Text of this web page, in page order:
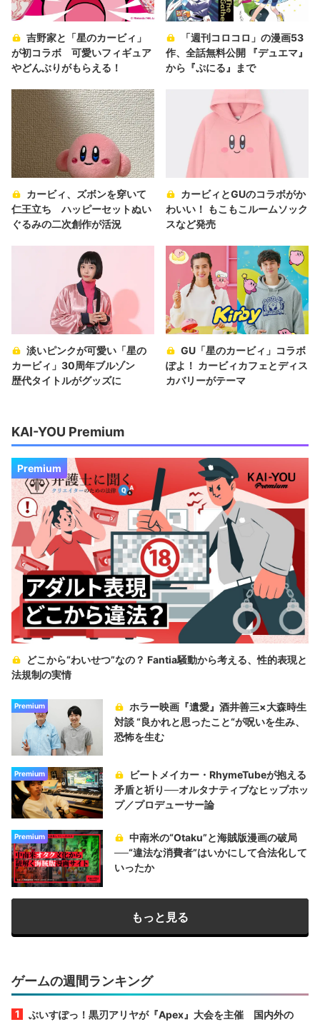
吉野家と「星のカービィ」
が初コラボ 可愛いフィギュア
やどんぶりがもらえる！
「週刊コロコロ」の漫画53
作、全話無料公開 『デュエマ』
から『ぷにる』まで
カービィ、ズボンを穿いて
仁王立ち ハッピーセットぬい
ぐるみの二次創作が活況
カービィとGUのコラボがか
わいい！ もこもこルームソック
スなど発売
淡いピンクが可愛い「星の
カービィ」30周年ブルゾン
歴代タイトルがグッズに
GU「星のカービィ」コラボ
ぽよ！ カービィカフェとディス
カバリーがテーマ
KAI-YOU Premium
Premium
どこから“わいせつ”なの？ Fantia騒動から考える、性的表現と
法規制の実情
Premium
ホラー映画『遺愛』酒井善三×大森時生
対談 “良かれと思ったこと“が呪いを生み、
恐怖を生む
Premium
ビートメイカー・RhymeTubeが抱える
矛盾と祈り──オルタナティブなヒップホッ
プ／プロデューサー論
Premium
中南米の“Otaku”と海賊版漫画の破局
──“違法な消費者”はいかにして合法化して
いったか
もっと見る
ゲームの週間ランキング
ぶいすぽっ！黒刃アリヤが『Apex』大会を主催 国内外の